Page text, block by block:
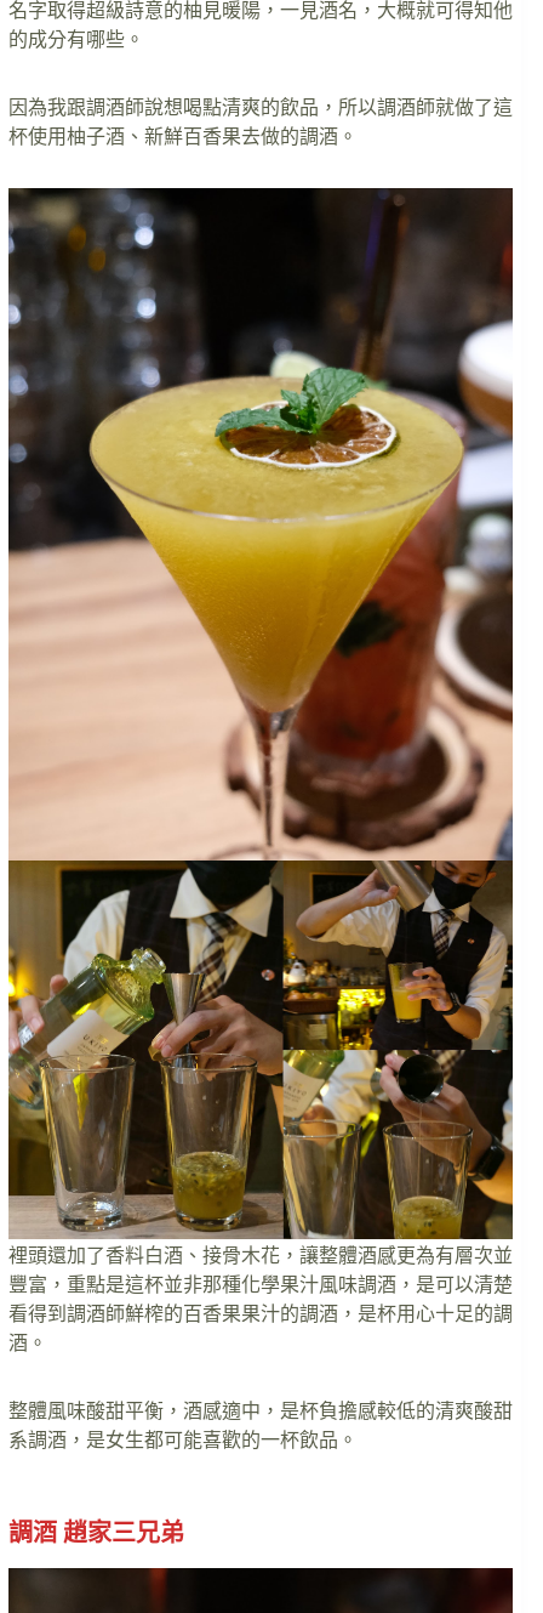
名字取得超級詩意的柚見暖陽，一見酒名，大概就可得知他
的成分有哪些。
因為我跟調酒師說想喝點清爽的飲品，所以調酒師就做了這
杯使用柚子酒、新鮮百香果去做的調酒。
裡頭還加了香料白酒、接骨木花，讓整體酒感更為有層次並
豐富，重點是這杯並非那種化學果汁風味調酒，是可以清楚
看得到調酒師鮮榨的百香果果汁的調酒，是杯用心十足的調
酒。
整體風味酸甜平衡，酒感適中，是杯負擔感較低的清爽酸甜
系調酒，是女生都可能喜歡的一杯飲品。
調酒 趙家三兄弟